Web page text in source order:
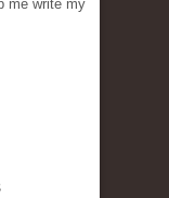
me write my